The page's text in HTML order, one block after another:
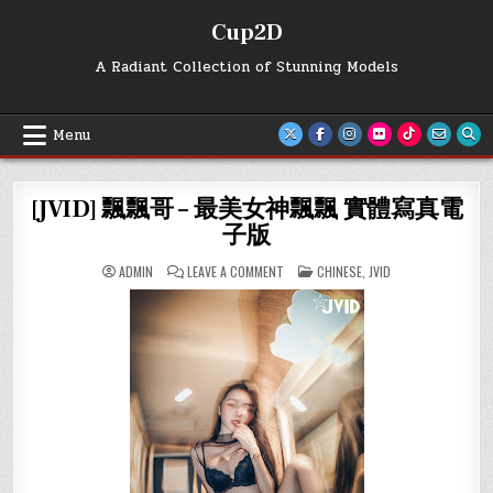
Cup2D
A Radiant Collection of Stunning Models
Menu
[JVID] 飄飄哥 – 最美女神飄飄 實體寫真電
子版
ADMIN LEAVE A COMMENT
[JVID]
飄
飄
哥
美
女
神
飄
飄
實
體
寫
真
電
POSTED
IN
CHINESE JVID